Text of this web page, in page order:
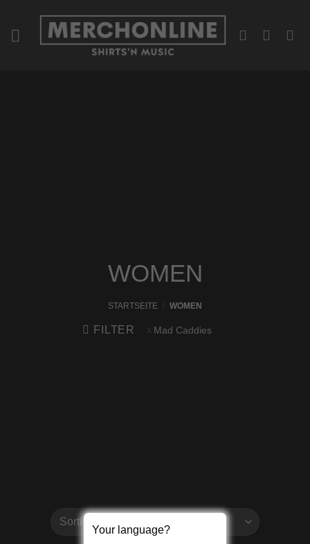
springen
WOMEN
STARTSEITE / WOMEN
FILTER Mad Caddies
Your language?